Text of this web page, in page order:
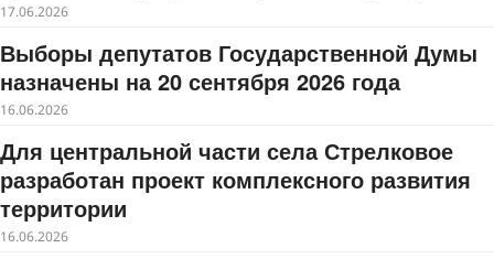
17.06.2026
Выборы депутатов Государственной Думы
назначены на 20 сентября 2026 года
16.06.2026
Для центральной части села Стрелковое
разработан проект комплексного развития
территории
16.06.2026